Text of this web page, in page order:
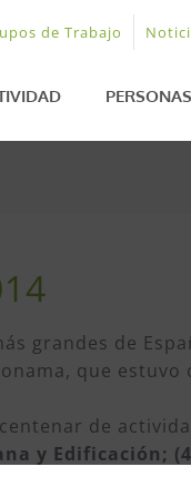
de Trabajo
PERSONAS
grandes de
que estuvo
de
y Edificación;